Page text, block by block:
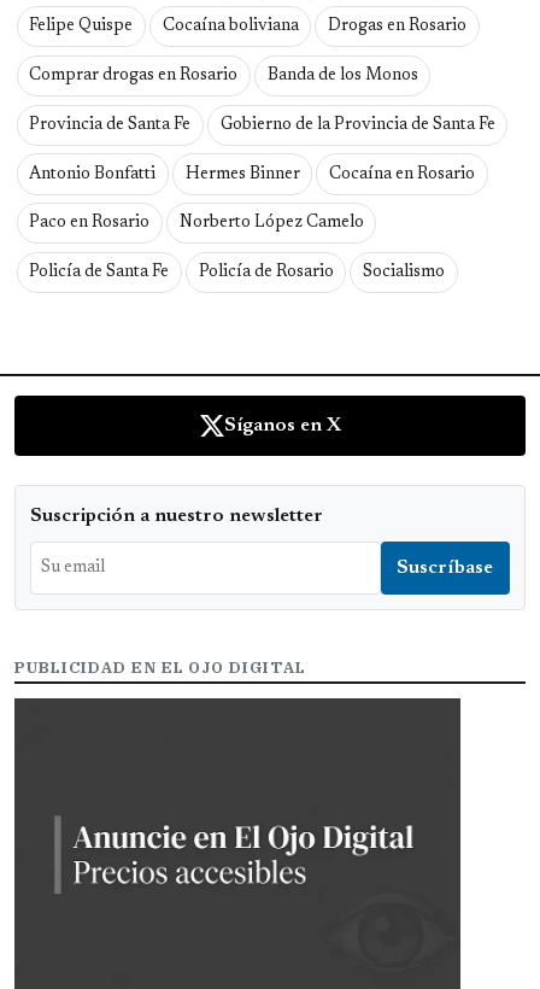
Felipe Quispe Cocaína boliviana Drogas en Rosario
Comprar drogas en Rosario Banda de los Monos
Provincia de Santa Fe Gobierno de la Provincia de Santa Fe
Antonio Bonfatti Hermes Binner Cocaína en Rosario
Paco en Rosario Norberto López Camelo
Policía de Santa Fe Policía de Rosario Socialismo
Síganos en X
Suscripción a nuestro newsletter
PUBLICIDAD EN EL OJO DIGITAL